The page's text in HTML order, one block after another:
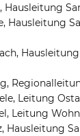
Hausleitung
Hausleitung
Leitung
Leitung
Hausleitung